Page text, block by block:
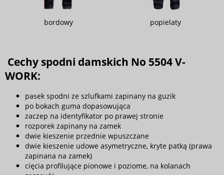
bordowy popielaty
Cechy spodni damskich No 5504 V-
WORK:
pasek spodni ze szlufkami zapinany na guzik
po bokach guma dopasowująca
zaczep na identyfikator po prawej stronie
rozporek zapinany na zamek
dwie kieszenie przednie wpuszczane
dwie kieszenie udowe asymetryczne, kryte patką (prawa
zapinana na zamek)
cięcia profilujące pionowe i poziome, na kolanach